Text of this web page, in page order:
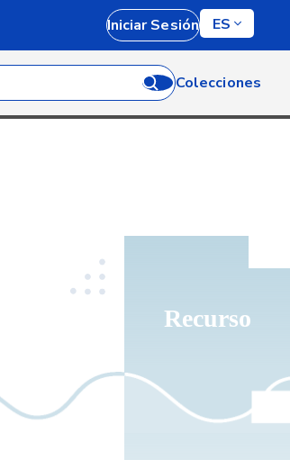
Iniciar Sesión ES
Colecciones
Recurso